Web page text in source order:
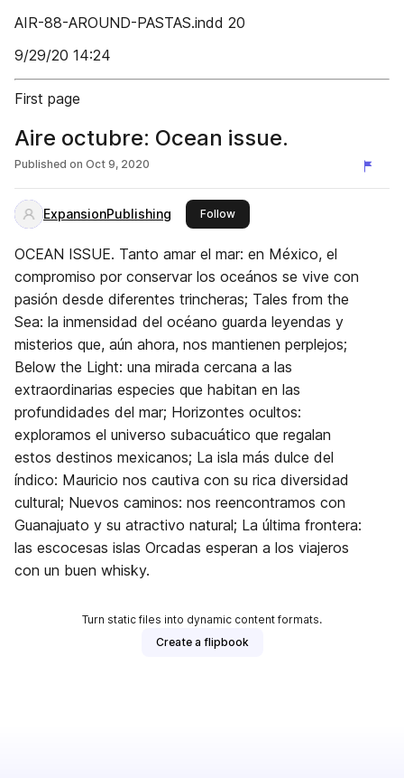
AIR-88-AROUND-PASTAS.indd 20
9/29/20 14:24
First page
Aire octubre: Ocean issue.
Published on Oct 9, 2020
ExpansionPublishing Followthis publisher
OCEAN ISSUE. Tanto amar el mar: en México, el
compromiso por conservar los oceános se vive con
pasión desde diferentes trincheras; Tales from the
Sea: la inmensidad del océano guarda leyendas y
misterios que, aún ahora, nos mantienen perplejos;
Below the Light: una mirada cercana a las
extraordinarias especies que habitan en las
profundidades del mar; Horizontes ocultos:
exploramos el universo subacuático que regalan
estos destinos mexicanos; La isla más dulce del
índico: Mauricio nos cautiva con su rica diversidad
cultural; Nuevos caminos: nos reencontramos con
Guanajuato y su atractivo natural; La última frontera:
las escocesas islas Orcadas esperan a los viajeros
con un buen whisky.
Turn static files into dynamic content formats.
Create a flipbook